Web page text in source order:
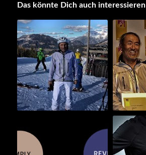
Das könnte Dich auch interessieren